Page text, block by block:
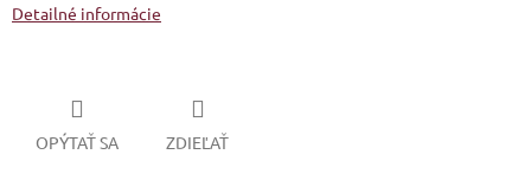
Detailné informácie
OPÝTAŤ SA ZDIEĽAŤ